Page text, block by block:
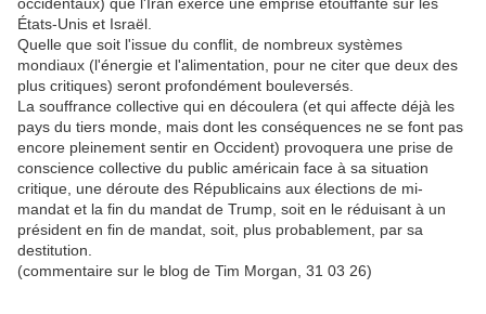
États-Unis et Israël.
Quelle que soit l'issue du conflit, de nombreux systèmes
mondiaux (l'énergie et l'alimentation, pour ne citer que deux des
plus critiques) seront profondément bouleversés.
La souffrance collective qui en découlera (et qui affecte déjà les
pays du tiers monde, mais dont les conséquences ne se font pas
encore pleinement sentir en Occident) provoquera une prise de
conscience collective du public américain face à sa situation
critique, une déroute des Républicains aux élections de mi-
mandat et la fin du mandat de Trump, soit en le réduisant à un
président en fin de mandat, soit, plus probablement, par sa
destitution.
(commentaire sur le blog de Tim Morgan, 31 03 26)